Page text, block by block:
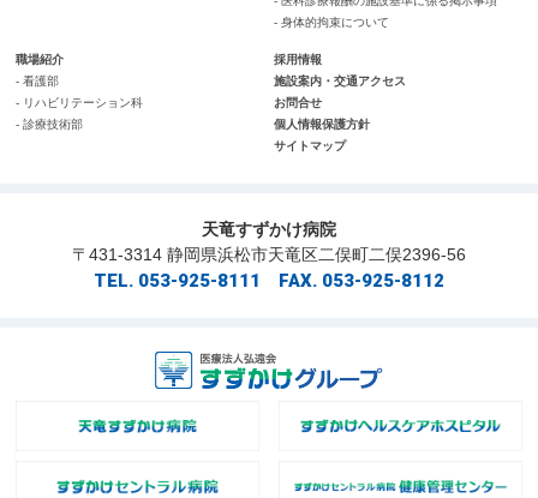
- 身体的拘束について
職場紹介
- 看護部
- リハビリテーション科
- 診療技術部
採用情報
施設案内・交通アクセス
お問合せ
個人情報保護方針
サイトマップ
天竜すずかけ病院
〒431-3314 静岡県浜松市天竜区二俣町二俣2396-56
TEL. 053-925-8111 FAX. 053-925-8112